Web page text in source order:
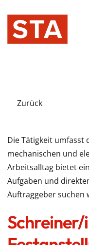
Zurück
Die Tätigkeit umfasst
mechanischen und
Arbeitsalltag bietet
Aufgaben und
Auftraggeber suchen